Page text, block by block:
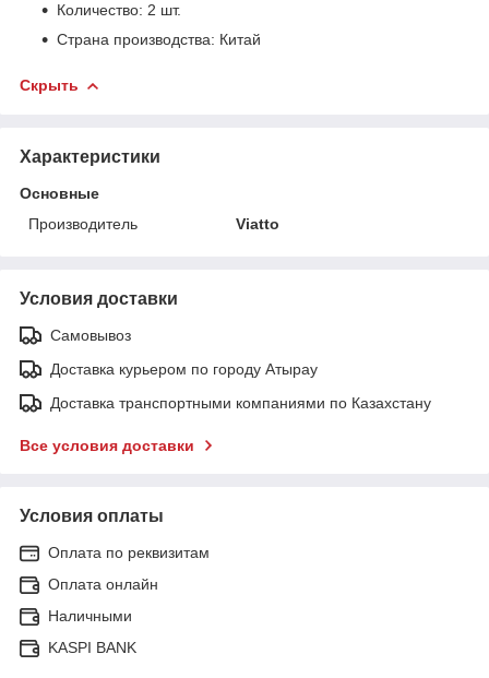
Количество: 2 шт.
Страна производства: Китай
Скрыть
Характеристики
Основные
Производитель
Viatto
Условия доставки
Самовывоз
Доставка курьером по городу Атырау
Доставка транспортными компаниями по Казахстану
Все условия доставки
Условия оплаты
Оплата по реквизитам
Оплата онлайн
Наличными
KASPI BANK